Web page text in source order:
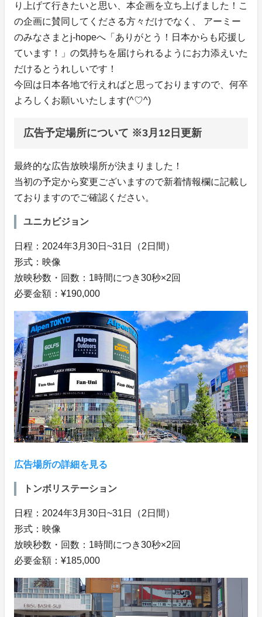
り上げて行きたいと思い、本企画を立ち上げました！こ
の企画に賛同してくださる方々だけでなく、 アーミー
のみなさまとj-hopeへ「ありがとう！日本からも応援し
ています！」の気持ちを届けられるようにお力添えいた
だけるとうれしいです！
今回は日本各地で行えればと思っておりますので、何卒
よろしくお願いいたします(^♡^)
広告予定場所について ※3月12日更新
最終的な広告放映場所が決まりました！
当初の予定から変更ございますので新着情報欄に記載し
ておりますのでご確認ください。
ユニカビジョン
日程：2024年3月30日~31日（2日間）
形式：映像
放映秒数・回数：1時間につき30秒×2回
必要金額：¥190,000
広告場所の詳細を見る
トンボリステーション
日程：2024年3月30日~31日（2日間）
形式：映像
放映秒数・回数：1時間につき30秒×2回
必要金額：¥185,000